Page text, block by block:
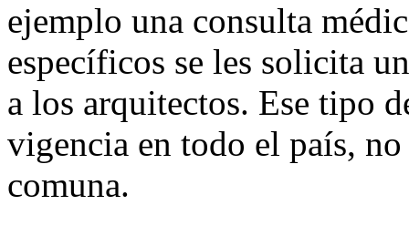
ejemplo una consulta
específicos se les solicita
a los arquitectos. Ese tipo
vigencia en todo el país,
comuna.